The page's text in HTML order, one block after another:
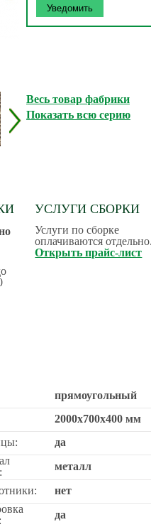
Весь товар фабрики
Показать всю серию
УСЛУГИ СБОРКИ
Услуги по сборке
оплачиваются отдельно.
Открыть прайс-лист
прямоугольный
2000х700х400 мм
да
металл
нет
да